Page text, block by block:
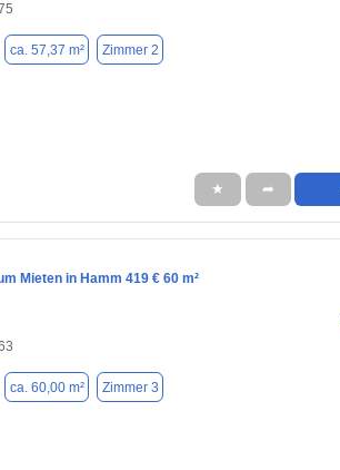
ca. 57,37 m² Zimmer 2
★ ➦
Mieten in Hamm 419 € 60 m²
ca. 60,00 m² Zimmer 3